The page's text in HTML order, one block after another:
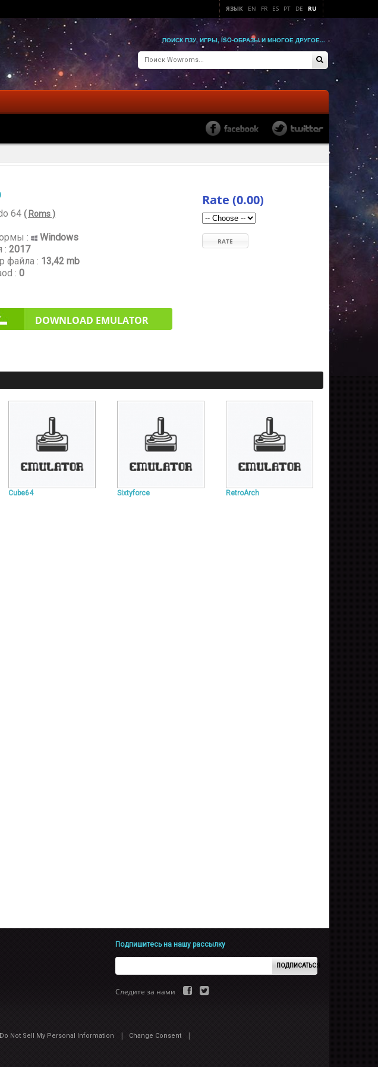
ЯЗЫК EN FR ES PT DE RU
ПОИСК ПЗУ, ИГРЫ, ISO-ОБРАЗЫ И МНОГОЕ ДРУГОЕ...
64 ( Roms )
:
Windows
: 2017
файла : 13,42 mb
: 0
DOWNLOAD EMULATOR
Rate (0.00)
RATE
Cube64 Sixtyforce RetroArch
Подпишитесь на нашу рассылку
ПОДПИСАТЬСЯ
Следите за нами
Do Not Sell My Personal Information | Change Consent |